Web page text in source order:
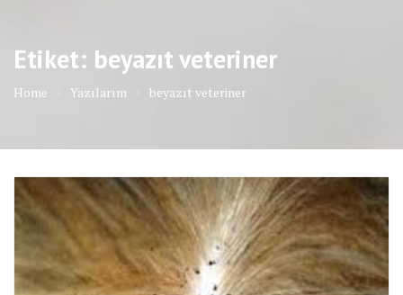
Etiket: beyazıt veteriner
Home Yazılarım beyazıt veteriner